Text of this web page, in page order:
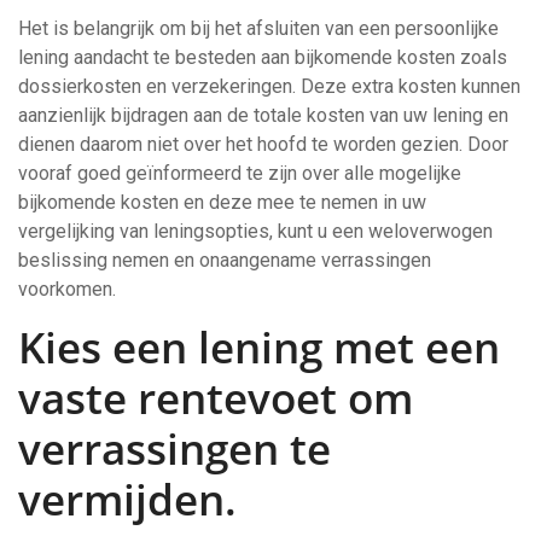
Het is belangrijk om bij het afsluiten van een persoonlijke
lening aandacht te besteden aan bijkomende kosten zoals
dossierkosten en verzekeringen. Deze extra kosten kunnen
aanzienlijk bijdragen aan de totale kosten van uw lening en
dienen daarom niet over het hoofd te worden gezien. Door
vooraf goed geïnformeerd te zijn over alle mogelijke
bijkomende kosten en deze mee te nemen in uw
vergelijking van leningsopties, kunt u een weloverwogen
beslissing nemen en onaangename verrassingen
voorkomen.
Kies een lening met een
vaste rentevoet om
verrassingen te
vermijden.